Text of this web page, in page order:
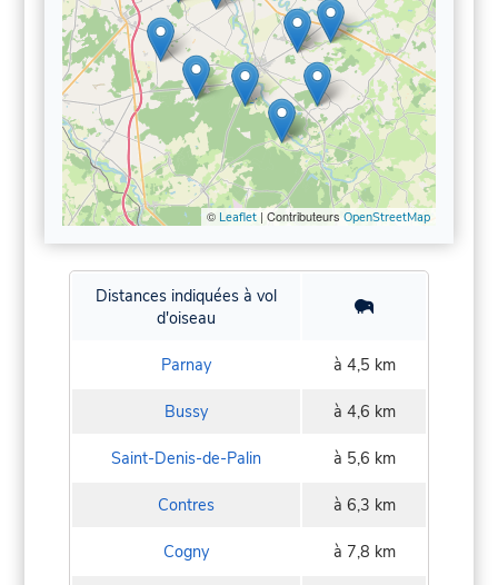
© Leaflet| Contributeurs OpenStreetMap
Distances indiquées à vol
d'oiseau
Parnay à 4,5 km
Bussy à 4,6 km
Saint-Denis-de-Palin à 5,6 km
Contres à 6,3 km
Cogny à 7,8 km